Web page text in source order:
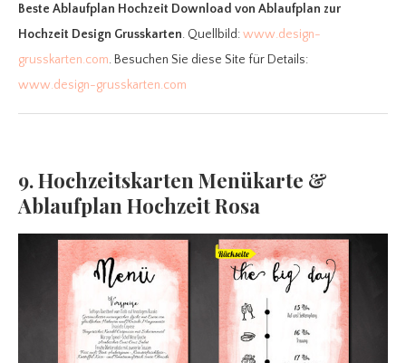
Beste Ablaufplan Hochzeit Download von Ablaufplan zur
Hochzeit Design Grusskarten. Quellbild:www.design-
grusskarten.com. Besuchen Sie diese Site für Details:
www.design-grusskarten.com
9. Hochzeitskarten Menükarte &
Ablaufplan Hochzeit Rosa